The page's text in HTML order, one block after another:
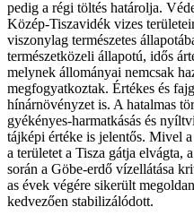
pedig a régi töltés határolja.
Közép-Tiszavidék vizes
viszonylag természetes
természetközeli állapotú, idős
melynek állományai nemcsak
megfogyatkoztak. Értékes és
hínárnövényzet is. A hatalmas
gyékényes-harmatkásás és
tájképi értéke is jelentős. Mivel
a területet a Tisza gátja elvágta,
során a Göbe-erdő vízellátása
as évek végére sikerült
kedvezően stabilizálódott.